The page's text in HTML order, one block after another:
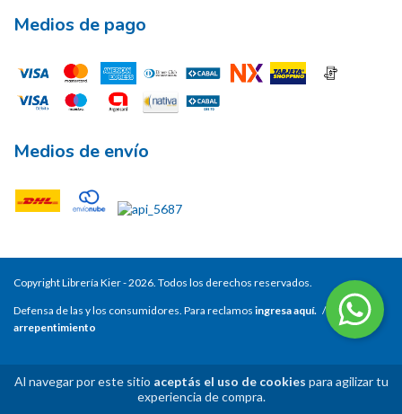
Al navegar por este sitio aceptás el uso de cookies para agilizar tu
experiencia de compra.
Medios de pago
Medios de envío
Copyright Librería Kier - 2026. Todos los derechos reservados.
Defensa de las y los consumidores. Para reclamos ingresa aquí. /
Botón de
arrepentimiento